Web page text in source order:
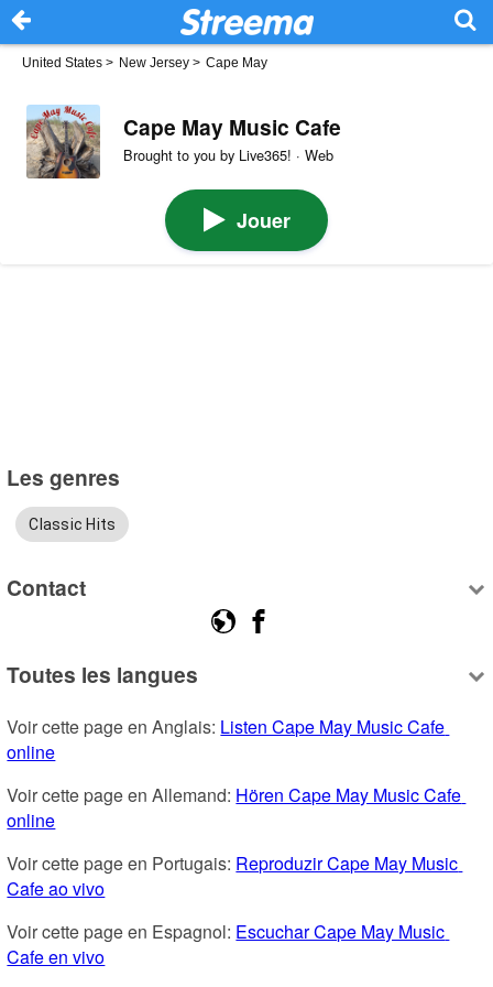
United States > New Jersey > Cape May
Cape May Music Cafe
Brought to you by Live365! · Web
Jouer
Les genres
Classic Hits
Contact
Toutes les langues
Voir cette page en Anglais: Listen Cape May Music Cafe
online
Voir cette page en Allemand: Hören Cape May Music Cafe
online
Voir cette page en Portugais: Reproduzir Cape May Music
Cafe ao vivo
Voir cette page en Espagnol: Escuchar Cape May Music
Cafe en vivo